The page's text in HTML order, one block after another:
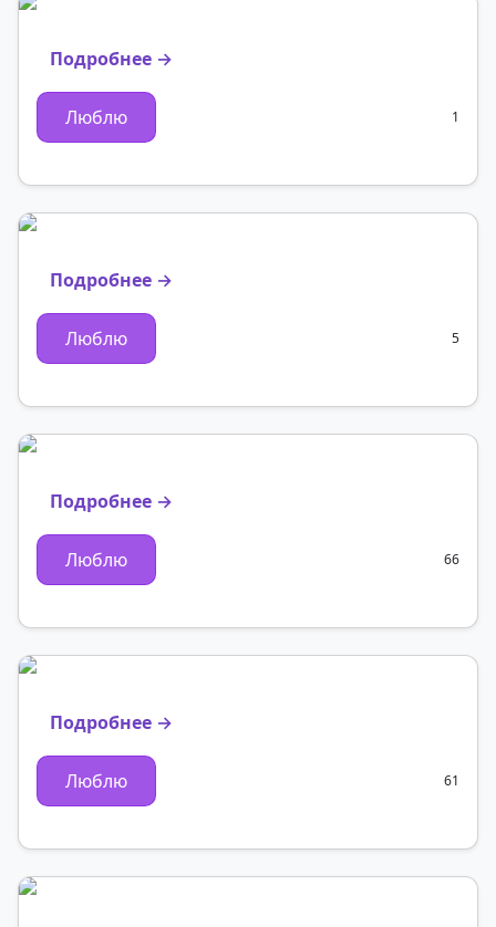
Подробнее →
Люблю 1
Подробнее →
Люблю 5
Подробнее →
Люблю 66
Подробнее →
Люблю 61